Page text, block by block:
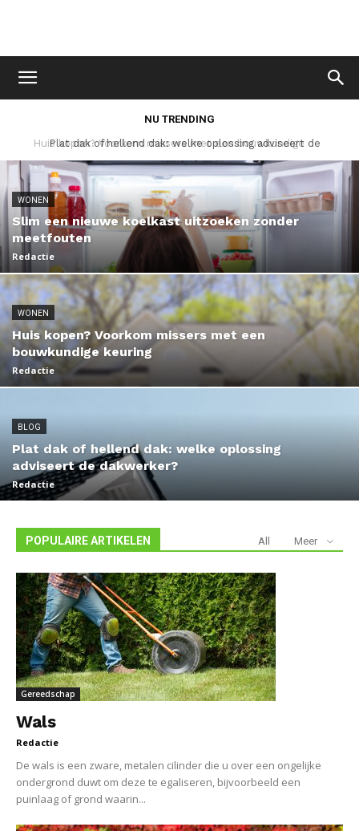
NU TRENDING
Plat dak of hellend dak: welke oplossing adviseert de
WONEN
Slim een nieuwe koelkast uitzoeken zonder
meetfouten
Redactie
WONEN
Huis kopen? Voorkom missers met een
bouwkundige keuring
Redactie
BLOG
Plat dak of hellend dak: welke oplossing
adviseert de dakwerker?
Redactie
POPULAIRE ARTIKELEN All Meer
Gereedschap
Wals
Redactie
De wals is een zware, metalen cilinder die u over een ongelijke
ondergrond duwt om deze te egaliseren, bijvoorbeeld een
puinlaag of grond waarin...